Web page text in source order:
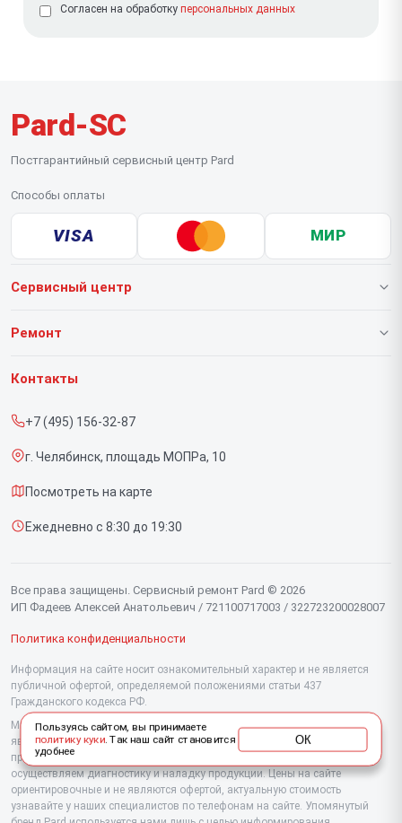
Согласен на обработку персональных данных
Pard-SC
Постгарантийный сервисный центр Pard
Способы оплаты
VISA МИР
Сервисный центр
О нашем сервисе
Срочный ремонт
Доставка и способы оплаты
Диагностика
Контакты
Ремонт
Тепловизионных прицелов
Контакты
+7 (495) 156-32-87
г. Челябинск, площадь МОПРа, 10
Посмотреть на карте
Ежедневно с 8:30 до 19:30
Все права защищены. Сервисный ремонт Pard © 2026
ИП Фадеев Алексей Анатольевич / 721100717003 / 322723200028007
Политика конфиденциальности
Информация на сайте носит ознакомительный характер и не является
публичной офертой, определяемой положениями статьи 437
Гражданского кодекса РФ.
Мы специализируемся на обслуживании и ремонте техники Pard, но не
являемся их официальным представителем. Предоставляем
профессиональные услуги после истечения гарантии, а также
осуществляем диагностику и наладку продукции. Цены на сайте
ориентировочные и не являются офертой, актуальную стоимость
узнавайте у наших специалистов по телефонам на сайте. Упомянутый
Пользуясь сайтом, вы принимаете
политику куки. Так наш сайт становится
удобнее
ОК